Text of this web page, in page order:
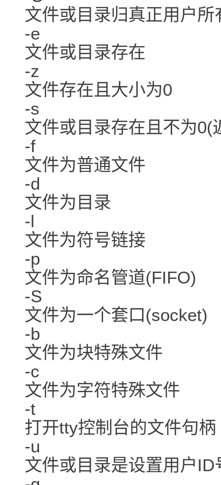
文件或目录归真正用户所
-e
文件或目录存在
-z
文件存在且大小为0
-s
文件或目录存在且不为0(
-f
文件为普通文件
-d
文件为目录
-l
文件为符号链接
-p
文件为命名管道(FIFO)
-S
文件为一个套口(socket)
-b
文件为块特殊文件
-c
文件为字符特殊文件
-t
打开tty控制台的文件句柄
-u
文件或目录是设置用户ID